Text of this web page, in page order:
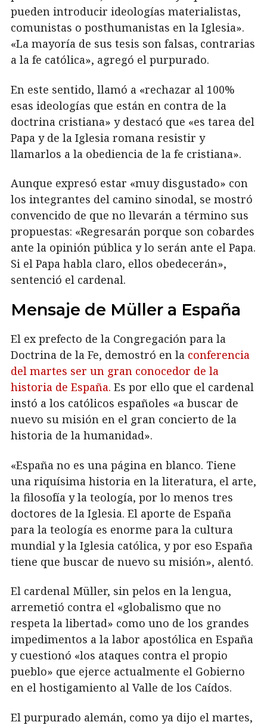
pueden introducir ideologías materialistas,
comunistas o posthumanistas en la Iglesia».
«La mayoría de sus tesis son falsas, contrarias
a la fe católica», agregó el purpurado.
En este sentido, llamó a «rechazar al 100%
esas ideologías que están en contra de la
doctrina cristiana» y destacó que «es tarea del
Papa y de la Iglesia romana resistir y
llamarlos a la obediencia de la fe cristiana».
Aunque expresó estar «muy disgustado» con
los integrantes del camino sinodal, se mostró
convencido de que no llevarán a término sus
propuestas: «Regresarán porque son cobardes
ante la opinión pública y lo serán ante el Papa.
Si el Papa habla claro, ellos obedecerán»,
sentenció el cardenal.
Mensaje de Müller a España
El ex prefecto de la Congregación para la
Doctrina de la Fe, demostró en la conferencia
del martes ser un gran conocedor de la
historia de España. Es por ello que el cardenal
instó a los católicos españoles «a buscar de
nuevo su misión en el gran concierto de la
historia de la humanidad».
«España no es una página en blanco. Tiene
una riquísima historia en la literatura, el arte,
la filosofía y la teología, por lo menos tres
doctores de la Iglesia. El aporte de España
para la teología es enorme para la cultura
mundial y la Iglesia católica, y por eso España
tiene que buscar de nuevo su misión», alentó.
El cardenal Müller, sin pelos en la lengua,
arremetió contra el «globalismo que no
respeta la libertad» como uno de los grandes
impedimentos a la labor apostólica en España
y cuestionó «los ataques contra el propio
pueblo» que ejerce actualmente el Gobierno
en el hostigamiento al Valle de los Caídos.
El purpurado alemán, como ya dijo el martes,